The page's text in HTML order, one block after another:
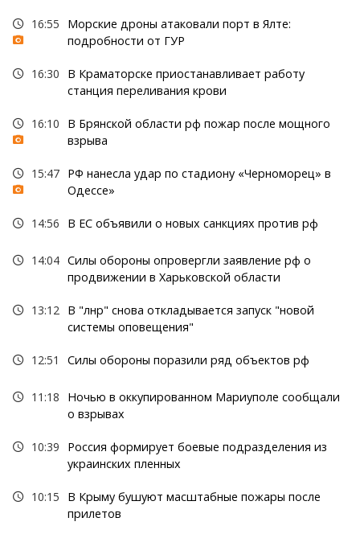
16:55
Морские дроны атаковали порт в Ялте:
подробности от ГУР
16:30
В Краматорске приостанавливает работу
станция переливания крови
16:10
В Брянской области рф пожар после мощного
взрыва
15:47 РФ нанесла удар по стадиону «Черноморец» в
Одессе»
14:56 В ЕС объявили о новых санкциях против рф
14:04 Силы обороны опровергли заявление рф о
продвижении в Харьковской области
13:12 В "лнр" снова откладывается запуск "новой
системы оповещения"
12:51 Силы обороны поразили ряд объектов рф
11:18
Ночью в оккупированном Мариуполе сообщали
о взрывах
10:39
Россия формирует боевые подразделения из
украинских пленных
10:15
В Крыму бушуют масштабные пожары после
прилетов